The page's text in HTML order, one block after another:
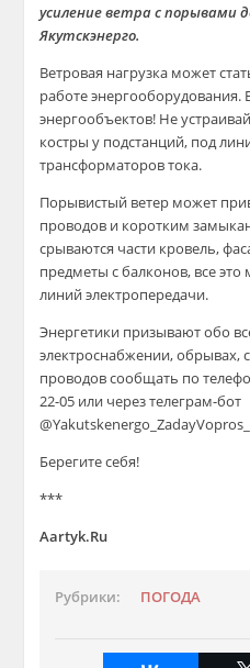
усиление ветра с порывами
Якутскэнерго.
Ветровая нагрузка может
работе
энергообъектов! Не
костры у подстанций, под
трансформаторов тока.
Порывистый ветер может
проводов и коротким
срываются части кровель,
предметы с балконов, все
линий электропередачи.
Энергетики призывают обо
электроснабжении, обрывах,
проводов сообщать по
22-05 или через телеграм-бот
Берегите себя!
***
Aartyk.Ru
Рубрики: ПОГОДА